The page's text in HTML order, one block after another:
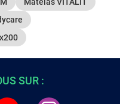
SUR :